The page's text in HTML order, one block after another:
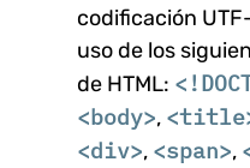
codificación
uso de los
de HTML:
<body>,
<div>, <span>,